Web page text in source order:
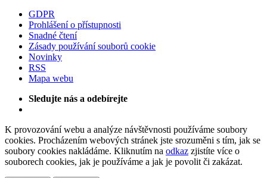
GDPR
Prohlášení o přístupnosti
Snadné čtení
Zásady používání souborů cookie
Novinky
RSS
Mapa webu
Sledujte nás a odebírejte
K provozování webu a analýze návštěvnosti používáme soubory
cookies. Procházením webových stránek jste srozuměni s tím, jak se
soubory cookies nakládáme. Kliknutím na odkaz zjistíte více o
souborech cookies, jak je používáme a jak je povolit či zakázat.